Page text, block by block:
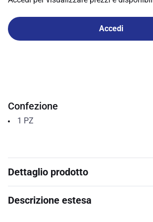
Accedi
Confezione
1 PZ
Dettaglio prodotto
Descrizione estesa